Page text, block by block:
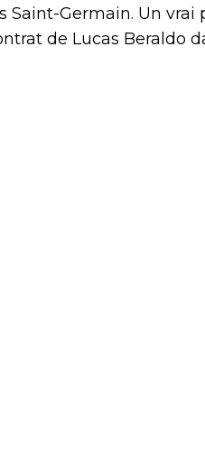
Saint-Germain. Un
de Lucas Beraldo